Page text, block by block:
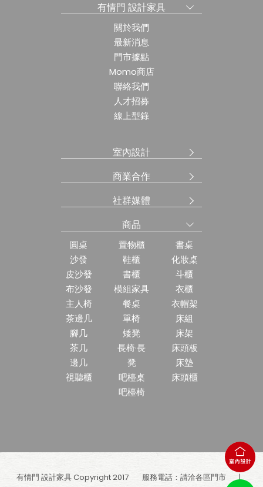
有情門 設計家具
關於我們
最新消息
門市據點
Momo商店
聯絡我們
人才招募
線上型錄
室內設計
商業合作
社群媒體
商品
圓桌
沙發
皮沙發
布沙發
主人椅
茶邊几
腳几
茶几
邊几
視聽櫃
置物櫃
鞋櫃
書櫃
模組家具
餐桌
單椅
矮凳
長椅·長
凳
吧檯桌
吧檯椅
書桌
化妝桌
斗櫃
衣櫃
衣帽架
床組
床架
床頭板
床墊
床頭櫃
有情門 設計家具 Copyright 2017
服務電話：請洽各區門市